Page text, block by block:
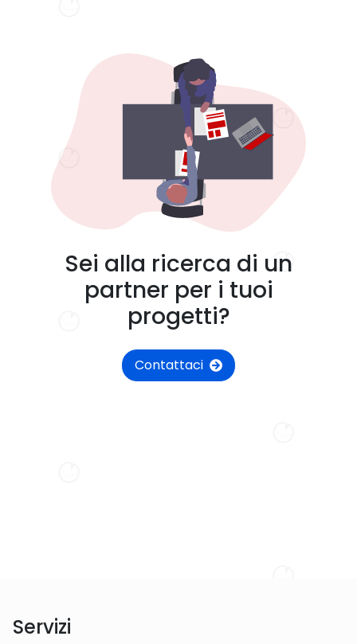
Sei alla ricerca di un
partner per i tuoi
progetti?
Contattaci
Servizi